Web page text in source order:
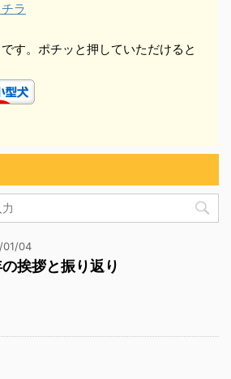
ラ
す。ポチッと押していただけると
01/04
挨拶と振り返り